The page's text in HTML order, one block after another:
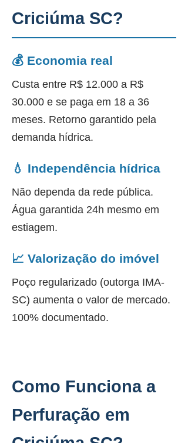
Criciúma SC?
💰 Economia real
Custa entre R$ 12.000 a R$
30.000 e se paga em 18 a 36
meses. Retorno garantido pela
demanda hídrica.
💧 Independência hídrica
Não dependa da rede pública.
Água garantida 24h mesmo em
estiagem.
📈 Valorização do imóvel
Poço regularizado (outorga IMA-
SC) aumenta o valor de mercado.
100% documentado.
Como Funciona a
Perfuração em